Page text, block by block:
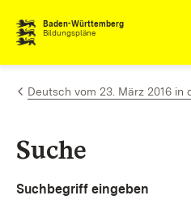
Zum Inhalt springen
Baden-Württemberg
Bildungspläne
Deutsch vom 23. März 2016 in
Suche
Suchbegriff eingeben